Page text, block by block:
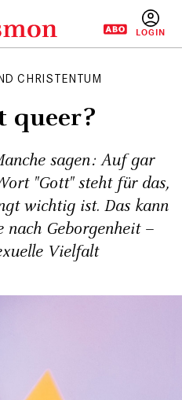
CHRISTENTUM
queer?
sagen: Auf gar
"Gott" steht für das,
wichtig ist. Das kann
nach Geborgenheit –
Vielfalt